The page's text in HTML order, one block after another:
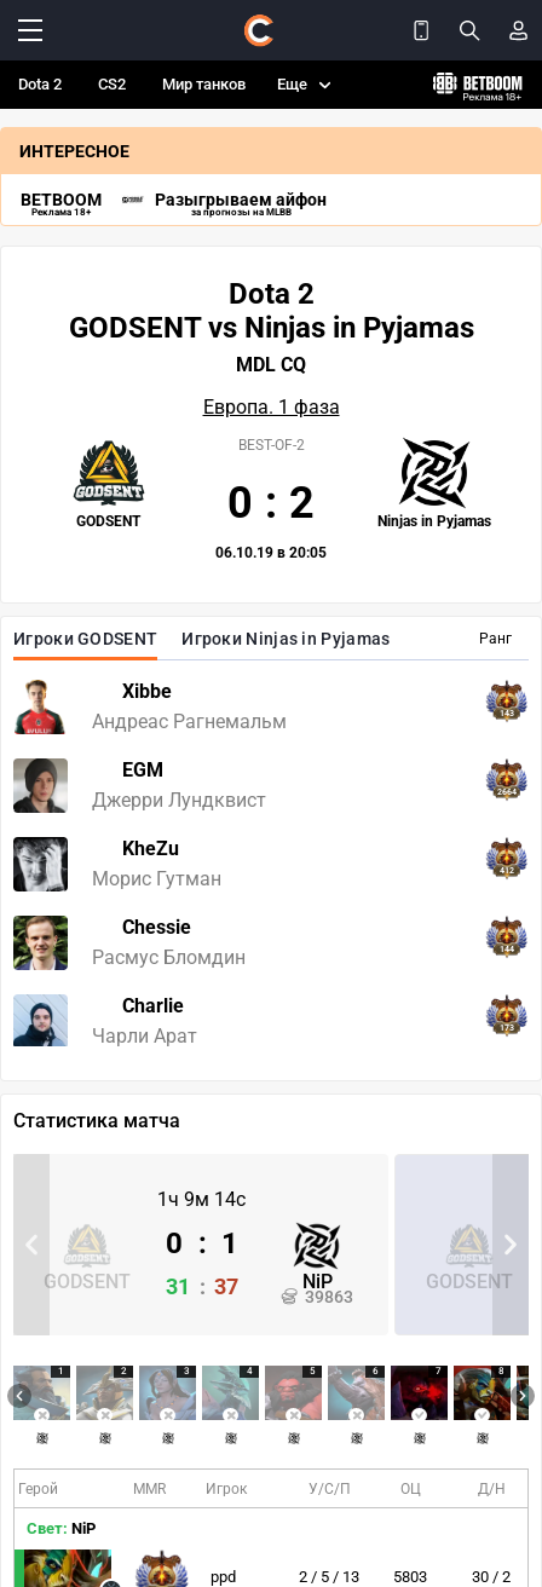
Dota 2 CS2 Мир танков Еще
ИНТЕРЕСНОЕ
BETBOOM
Реклама 18+
Разыгрываем айфон
за прогнозы на MLBB
Ранг
Игроки GODSENT Игроки Ninjas in Pyjamas
Xibbe
Андреас Рагнемальм
143
EGM
Джерри Лундквист
2664
KheZu
Морис Гутман
412
Chessie
Расмус Бломдин
144
Charlie
Чарли Арат
173
Dota 2
GODSENT vs Ninjas in Pyjamas
MDL CQ
Европа. 1 фаза
GODSENT Ninjas in Pyjamas
BEST-OF-2
0 : 2
06.10.19 в 20:05
Статистика матча
1ч 9м 14с
GODSENT NiP
39863
0 : 1
31 : 37 GODSENT
1 2 3 4 5 6 7 8
Герой MMR Игрок У/С/П ОЦ Д/Н
Свет: NiP
ppd 2 / 5 / 13 5803 30 / 2